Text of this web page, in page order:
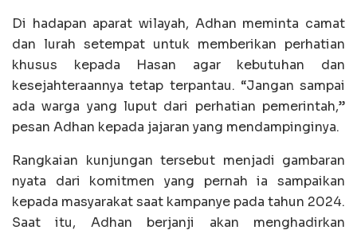
Di hadapan aparat wilayah, Adhan meminta camat
dan lurah setempat untuk memberikan perhatian
khusus kepada Hasan agar kebutuhan dan
kesejahteraannya tetap terpantau. “Jangan sampai
ada warga yang luput dari perhatian pemerintah,”
pesan Adhan kepada jajaran yang mendampinginya.
Rangkaian kunjungan tersebut menjadi gambaran
nyata dari komitmen yang pernah ia sampaikan
kepada masyarakat saat kampanye pada tahun 2024.
Saat itu, Adhan berjanji akan menghadirkan